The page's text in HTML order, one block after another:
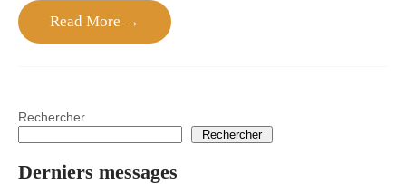
Read More →
Rechercher
Rechercher
Derniers messages